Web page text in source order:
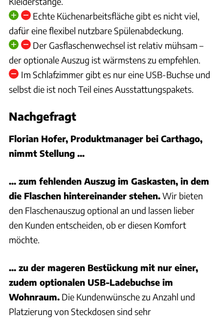
Echte Küchenarbeitsfläche gibt es nicht viel,
dafür eine flexibel nutzbare Spülenabdeckung.
Der Gasflaschenwechsel ist relativ mühsam –
der optionale Auszug ist wärmstens zu empfehlen.
Im Schlafzimmer gibt es nur eine USB-Buchse und
selbst die ist noch Teil eines Ausstattungspakets.
Nachgefragt
Florian Hofer, Produktmanager bei Carthago,
nimmt Stellung ...
... zum fehlenden Auszug im Gaskasten, in dem
die Flaschen hintereinander stehen.Wir bieten
den Flaschenauszug optional an und lassen lieber
den Kunden entscheiden, ob er diesen Komfort
möchte.
... zu der mageren Bestückung mit nur einer,
zudem optionalen USB-Ladebuchse im
Wohnraum. Die Kundenwünsche zu Anzahl und
Platzierung von Steckdosen sind sehr